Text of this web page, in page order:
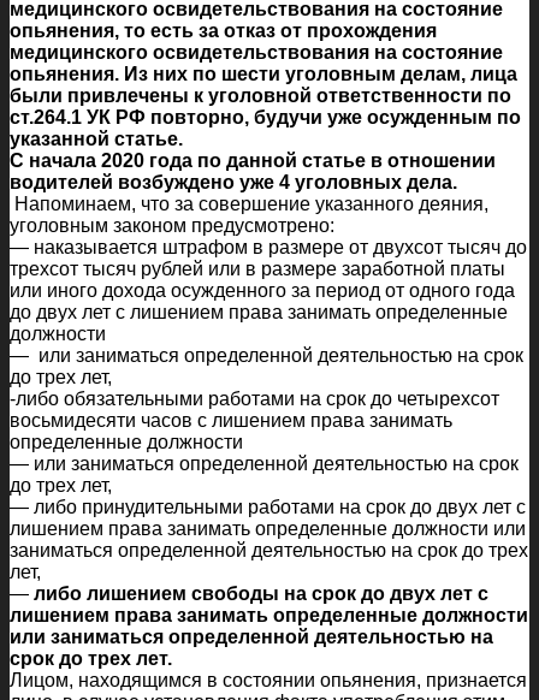
медицинского освидетельствования на состояние
опьянения, то есть за отказ от прохождения
медицинского освидетельствования на состояние
опьянения. Из них по шести уголовным делам, лица
были привлечены к уголовной ответственности по
ст.264.1 УК РФ повторно, будучи уже осужденным по
указанной статье.
С начала 2020 года по данной статье в отношении
водителей возбуждено уже 4 уголовных дела.
Напоминаем, что за совершение указанного деяния,
уголовным законом предусмотрено:
— наказывается штрафом в размере от двухсот тысяч до
трехсот тысяч рублей или в размере заработной платы
или иного дохода осужденного за период от одного года
до двух лет с лишением права занимать определенные
должности
— или заниматься определенной деятельностью на срок
до трех лет,
-либо обязательными работами на срок до четырехсот
восьмидесяти часов с лишением права занимать
определенные должности
— или заниматься определенной деятельностью на срок
до трех лет,
— либо принудительными работами на срок до двух лет с
лишением права занимать определенные должности или
заниматься определенной деятельностью на срок до трех
лет,
— либо лишением свободы на срок до двух лет с
лишением права занимать определенные должности
или заниматься определенной деятельностью на
срок до трех лет.
Лицом, находящимся в состоянии опьянения, признается